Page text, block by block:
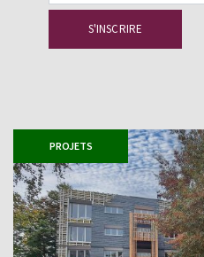
PROJETS